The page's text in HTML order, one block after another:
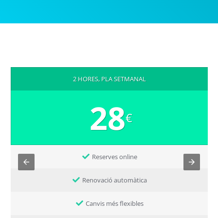
2 HORES, PLA SETMANAL
28€
Reserves online
Renovació automàtica
Canvis més flexibles